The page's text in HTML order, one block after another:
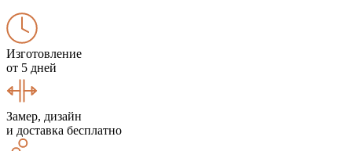
Изготовление
от 5 дней
Замер, дизайн
и доставка бесплатно